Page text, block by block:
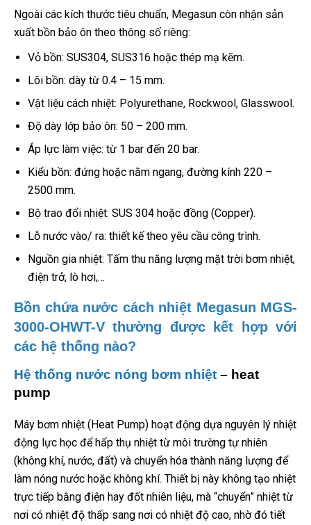
Ngoài các kích thước tiêu chuẩn, Megasun còn nhận sản
xuất bồn bảo ôn theo thông số riêng:
Vỏ bồn: SUS304, SUS316 hoặc thép mạ kẽm.
Lõi bồn: dày từ 0.4 – 15 mm.
Vật liệu cách nhiệt: Polyurethane, Rockwool, Glasswool.
Độ dày lớp bảo ôn: 50 – 200 mm.
Áp lực làm việc: từ 1 bar đến 20 bar.
Kiểu bồn: đứng hoặc nằm ngang, đường kính 220 –
2500 mm.
Bộ trao đổi nhiệt: SUS 304 hoặc đồng (Copper).
Lỗ nước vào/ ra: thiết kế theo yêu cầu công trình.
Nguồn gia nhiệt: Tấm thu năng lượng mặt trời bơm nhiệt,
điện trở, lò hơi,…
Bồn chứa nước cách nhiệt Megasun MGS-
3000-OHWT-V thường được kết hợp với
các hệ thống nào?
Hệ thống nước nóng bơm nhiệt – heat
pump
Máy bơm nhiệt (Heat Pump) hoạt động dựa nguyên lý nhiệt
động lực học để hấp thụ nhiệt từ môi trường tự nhiên
(không khí, nước, đất) và chuyển hóa thành năng lượng để
làm nóng nước hoặc không khí. Thiết bị này không tạo nhiệt
trực tiếp bằng điện hay đốt nhiên liệu, mà “chuyển” nhiệt từ
nơi có nhiệt độ thấp sang nơi có nhiệt độ cao, nhờ đó tiết